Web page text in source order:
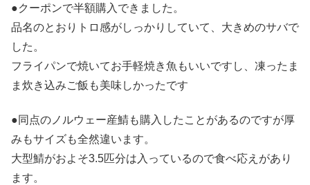
●クーポンで半額購入できました。
品名のとおりトロ感がしっかりしていて、大きめのサバで
した。
フライパンで焼いてお手軽焼き魚もいいですし、凍ったま
ま炊き込みご飯も美味しかったです
●同点のノルウェー産鯖も購入したことがあるのですが厚
みもサイズも全然違います。
大型鯖がおよそ3.5匹分は入っているので食べ応えがあり
ます。